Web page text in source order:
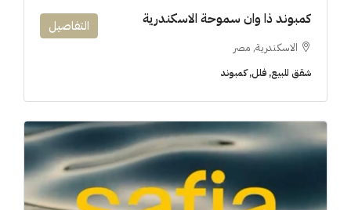
كمبوند ذا وان سموحة الاسكندرية
الاسكندرية, مصر
شقق للبيع, فلل, كمبوند
التفاصيل